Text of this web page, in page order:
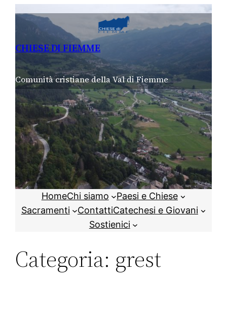
CHIESE DI FIEMME
Comunità cristiane della Val di Fiemme
HomeChi siamo
Paesi e Chiese
Sacramenti
ContattiCatechesi e Giovani
Sostienici
Categoria: grest